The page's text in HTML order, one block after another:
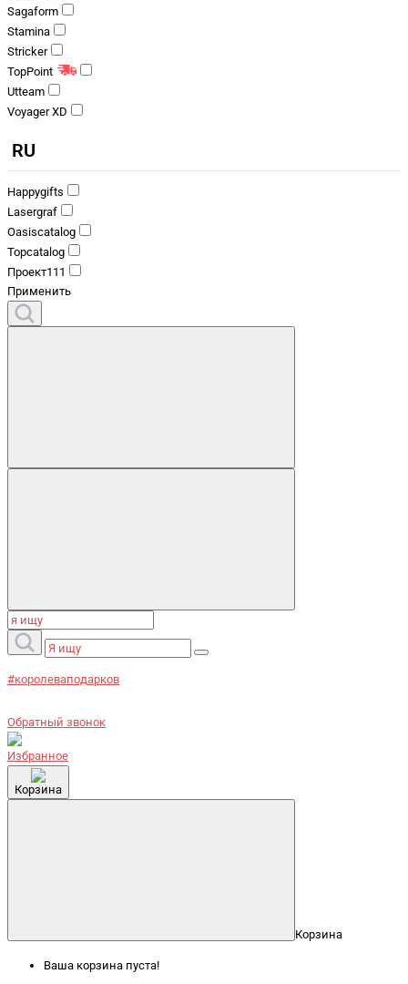
Sagaform
Stamina
Stricker
TopPoint
Utteam
Voyager XD
RU
Happygifts
Lasergraf
Oasiscatalog
Topcatalog
Проект111
Применить
#королеваподарков
Обратный звонок
Избранное
Корзина
Корзина
Ваша корзина пуста!